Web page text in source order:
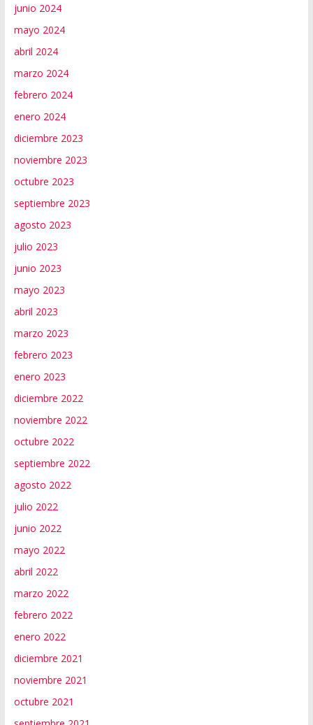
junio 2024
mayo 2024
abril 2024
marzo 2024
febrero 2024
enero 2024
diciembre 2023
noviembre 2023
octubre 2023
septiembre 2023
agosto 2023
julio 2023
junio 2023
mayo 2023
abril 2023
marzo 2023
febrero 2023
enero 2023
diciembre 2022
noviembre 2022
octubre 2022
septiembre 2022
agosto 2022
julio 2022
junio 2022
mayo 2022
abril 2022
marzo 2022
febrero 2022
enero 2022
diciembre 2021
noviembre 2021
octubre 2021